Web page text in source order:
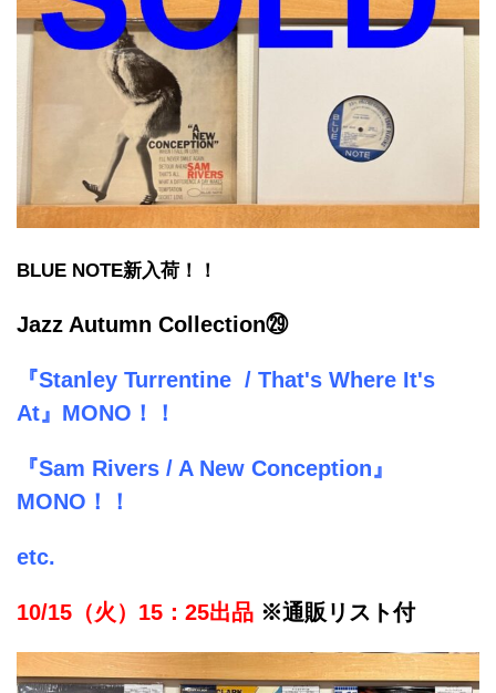
BLUE NOTE新入荷！！
Jazz Autumn Collection㉙
『Stanley Turrentine / That's Where It's
At』MONO！！
『Sam Rivers / A New Conception』
MONO！！
etc.
10/15（火）15：25出品 ※通販リスト付